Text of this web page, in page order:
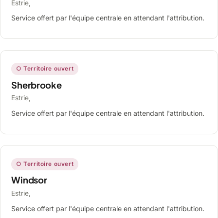
Estrie,
Service offert par l'équipe centrale en attendant l'attribution.
○ Territoire ouvert
Sherbrooke
Estrie,
Service offert par l'équipe centrale en attendant l'attribution.
○ Territoire ouvert
Windsor
Estrie,
Service offert par l'équipe centrale en attendant l'attribution.